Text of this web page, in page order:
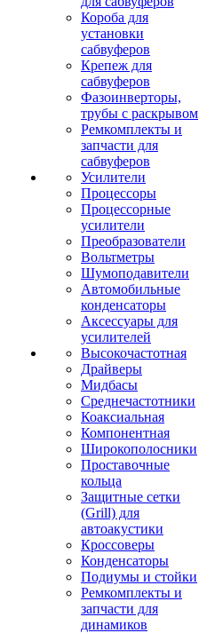
Короба для
установки
сабвуферов
Крепеж для
сабвуферов
Фазоинверторы,
трубы с раскрывом
Ремкомплекты и
запчасти для
сабвуферов
Усилители
Процессоры
Процессорные
усилители
Преобразователи
Вольтметры
Шумоподавители
Автомобильные
конденсаторы
Аксессуары для
усилителей
Высокочастотная
Драйверы
Мидбасы
Среднечастотники
Коаксиальная
Компонентная
Широкополосники
Проставочные
кольца
Защитные сетки
(Grill) для
автоакустики
Кроссоверы
Конденсаторы
Подиумы и стойки
Ремкомплекты и
запчасти для
динамиков